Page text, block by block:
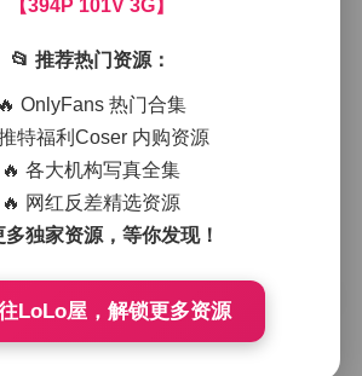
整体看起来既不过分修饰又不失时尚
心的穿搭让她在镜头前显得格外自
孩的日常瞬间。
于捕捉她的细微表情和动作。比如在
片里，她低头专注地看着杯中升起的
着淡淡的笑意；另一段在街头漫步的
动的长发与街边的绿植交织出流动的
噪音被轻柔的背景音乐所替代，营造
漫游感。镜头语言多采用推拉和慢速
感受到她呼吸的节奏和心跳的微微波
呈现出一种“秘语空间”所倡导的私密
。它不依赖于夸张的特效或刻意的姿
的运用、服装的简约以及博主自身的
【394P 101V 3G】
📂 推荐热门资源：
🔥 OnlyFans 热门合集
特福利Coser 内购资源
🔥 各大机构写真全集
🔥 网红反差精选资源
多独家资源，等你发现！
LoLo屋，解锁更多资源